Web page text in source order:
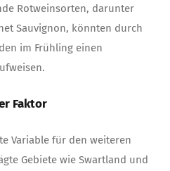
Rotweinsorten, darunter
Sauvignon, könnten durch
im Frühling einen
Faktor
Variable für den weiteren
Gebiete wie Swartland und